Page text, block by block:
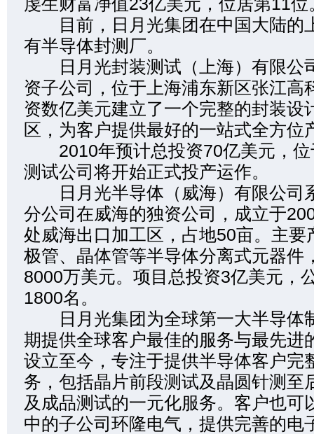
虔生财富净值23亿美元，位居第11位
目前，日月光集团在中国大陆的
有半导体封测厂。
日月光封装测试（上海）有限公
资子公司，位于上海浦东新区张江高
资数亿美元建立了一个完整的封装设
区，为客户提供最好的一站式全方位
2010年预计总投资70亿美元，位
测试公司将开始正式投产运作。
日月光半导体（威海）有限公司
分公司在威海的独资公司，成立于
处威海出口加工区，占地50亩。主要
极管、晶体管等半导体分离式元器件
8000万美元。项目总投资3亿美元，
1800名。
日月光集团为全球第一大半导体
期提供全球客户最佳的服务与最先进
设立至今，专注于提供半导体客户完
务，包括晶片前段测试及晶圆针测至
及成品测试的一元化服务。客户也可
中的子公司环隆电气，提供完善的电